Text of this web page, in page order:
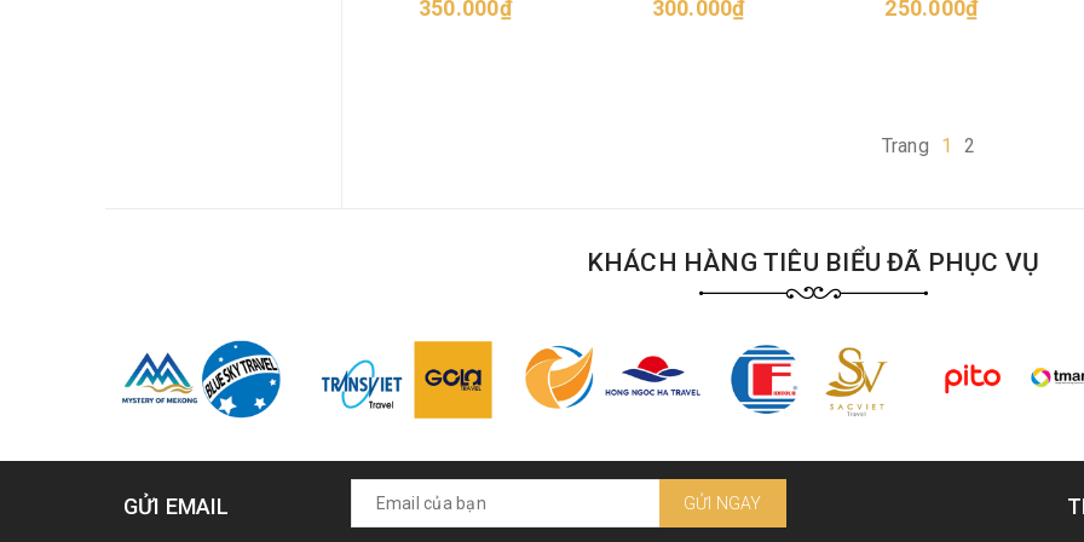
muối
350.000₫
thông
300.000₫ 250.000₫
Trang 1 2
KHÁCH HÀNG TIÊU BIỂU ĐÃ PHỤC VỤ
GỬI EMAIL GỬI NGAY